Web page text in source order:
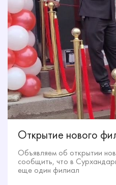
Открытие нового
Объявляем об открытии
сообщить, что в
еще один филиал